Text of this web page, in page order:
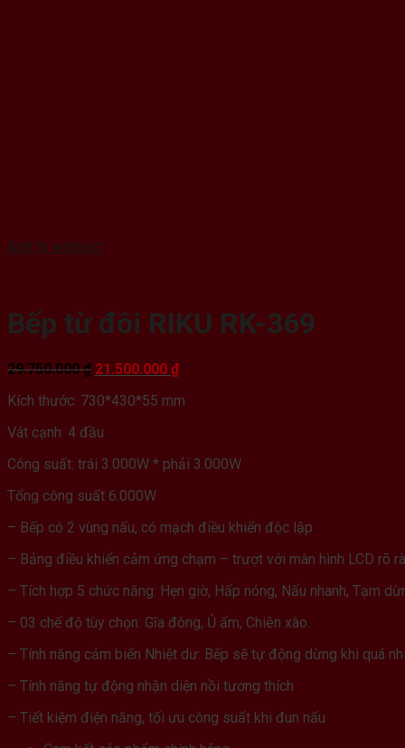
Add to wishlist
Bếp từ đôi RIKU RK-369
29.750.000₫ Giá
là:
21.500.000 ₫Giá
tại
Kích thước: 730*430*55 mm
Vát cạnh: 4 đầu
Công suất: trái 3.000W * phải 3.000W
Tổng công suất 6.000W
– Bếp có 2 vùng nấu, có mạch điều khiển độc lập
– Bảng điều khiển cảm ứng chạm – trượt với màn hình LCD rõ
– Tích hợp 5 chức năng: Hẹn giờ, Hấp nóng, Nấu nhanh, Tạm
– 03 chế độ tùy chọn: Gĩa đông, Ủ ấm, Chiên xào.
– Tính năng cảm biến Nhiệt dư: Bếp sẽ tự động dừng khi quá
– Tính năng tự động nhận diện nồi tương thích
– Tiết kiệm điện năng, tối ưu công suất khi đun nấu